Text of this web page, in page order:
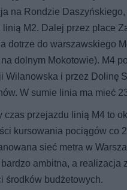
na Rondzie Daszyńskiego,
linią M2. Dalej przez place
dotrze do warszawskiego
dolnym Mokotowie). M4
Wilanowska i przez Dolinę
W sumie linia ma mieć
czas przejazdu linią M4 to
kursowania pociągów co
sieć metra w
ambitna, a realizacja
środków budżetowych.